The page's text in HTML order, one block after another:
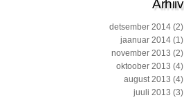
Arhiiv
detsember 2014 (2)
jaanuar 2014 (1)
november 2013 (2)
oktoober 2013 (4)
august 2013 (4)
juuli 2013 (3)